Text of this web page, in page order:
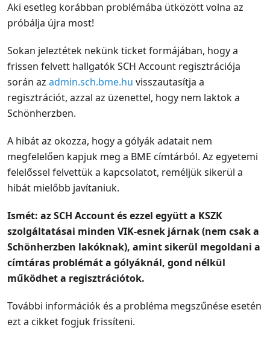
Aki esetleg korábban problémába ütközött volna az
próbálja újra most!
Sokan jeleztétek nekünk ticket formájában, hogy a
frissen felvett hallgatók SCH Account regisztrációja
során az admin.sch.bme.hu visszautasítja a
regisztrációt, azzal az üzenettel, hogy nem laktok a
Schönherzben.
A hibát az okozza, hogy a gólyák adatait nem
megfelelően kapjuk meg a BME címtárból. Az egyetemi
felelőssel felvettük a kapcsolatot, reméljük sikerül a
hibát mielőbb javítaniuk.
Ismét: az SCH Account és ezzel együtt a KSZK
szolgáltatásai minden VIK-esnek járnak (nem csak a
Schönherzben lakóknak), amint sikerül megoldani a
címtáras problémát a gólyáknál, gond nélkül
működhet a regisztrációtok.
További információk és a probléma megszűnése esetén
ezt a cikket fogjuk frissíteni.